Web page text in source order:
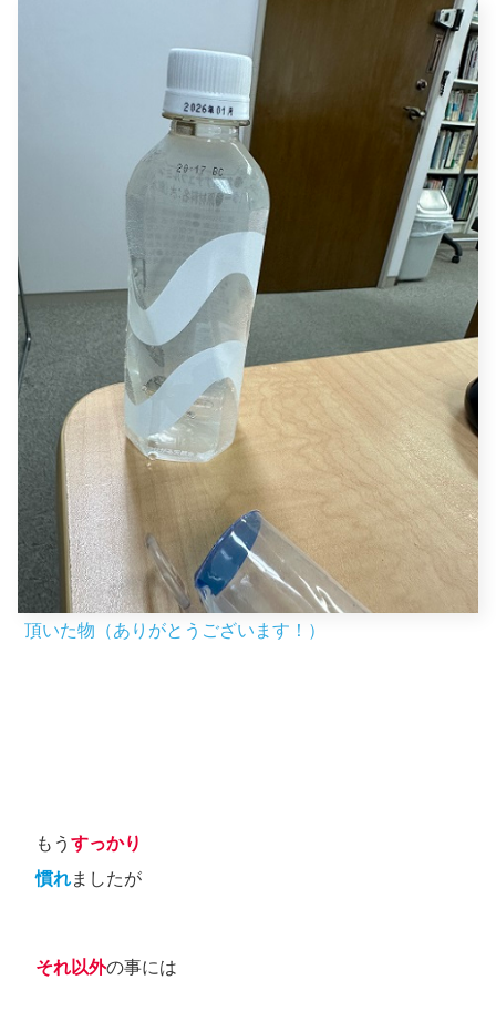
頂いた物（ありがとうございます！）
もう すっかり
慣れましたが
それ以外の事には